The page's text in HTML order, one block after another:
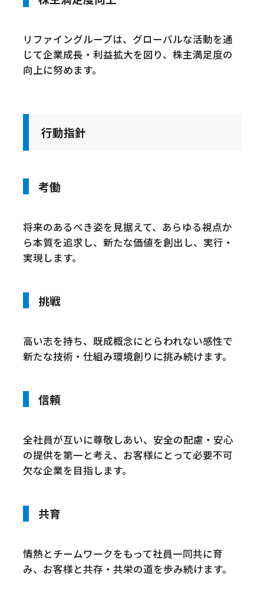
リファイングループは、グローバルな活動を通
じて企業成長・利益拡大を図り、株主満足度の
向上に努めます。
行動指針
考働
将来のあるべき姿を見据えて、あらゆる視点か
ら本質を追求し、新たな価値を創出し、実行・
実現します。
挑戦
高い志を持ち、既成概念にとらわれない感性で
新たな技術・仕組み環境創りに挑み続けます。
信頼
全社員が互いに尊敬しあい、安全の配慮・安心
の提供を第一と考え、お客様にとって必要不可
欠な企業を目指します。
共育
情熱とチームワークをもって社員一同共に育
み、お客様と共存・共栄の道を歩み続けます。